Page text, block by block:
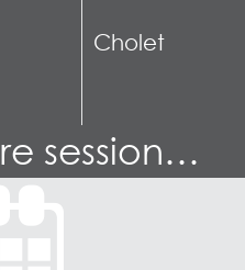
Cholet
session…